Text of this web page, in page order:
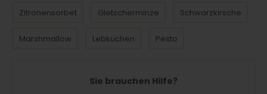
Zitronensorbet Gletscherminze Schwarzkirsche
Marshmallow Lebkuchen Pesto
Sie brauchen Hilfe?